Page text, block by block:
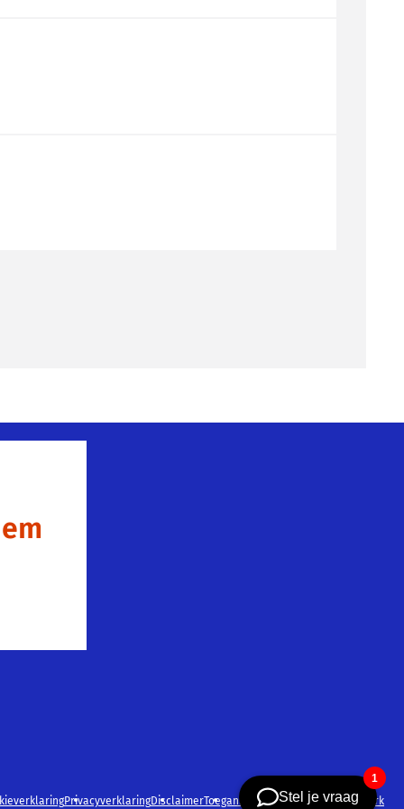
PrivacyverklaringDisclaimerToegankelijkheidsverklaringNetwerk